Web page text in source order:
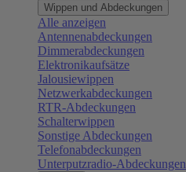
Wippen und Abdeckungen
Alle anzeigen
Antennenabdeckungen
Dimmerabdeckungen
Elektronikaufsätze
Jalousiewippen
Netzwerkabdeckungen
RTR-Abdeckungen
Schalterwippen
Sonstige Abdeckungen
Telefonabdeckungen
Unterputzradio-Abdeckungen